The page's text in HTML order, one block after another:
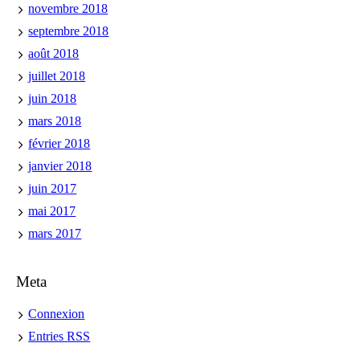
novembre 2018
septembre 2018
août 2018
juillet 2018
juin 2018
mars 2018
février 2018
janvier 2018
juin 2017
mai 2017
mars 2017
Meta
Connexion
EntriesRSS